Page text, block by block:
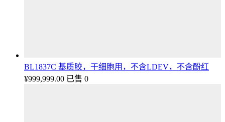
BL1837C 基质胶，干细胞用，不含LDEV，不含酚红
¥999,999.00 已售 0